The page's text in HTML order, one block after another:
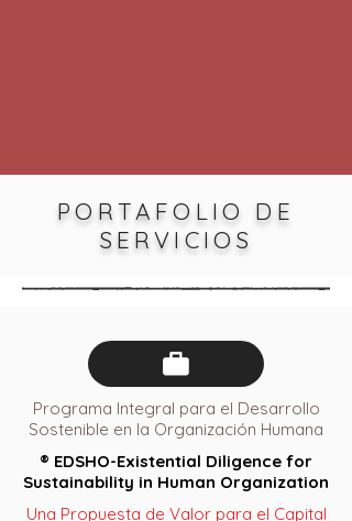
PORTAFOLIO DE
SERVICIOS
Programa Integral para el Desarrollo
Sostenible en la Organización Humana
® EDSHO-Existential Diligence for
Sustainability in Human Organization
Una Propuesta de Valor para el Capital